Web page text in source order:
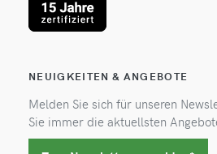
NEUIGKEITEN & ANGEBOTE
Melden Sie sich für unseren
Sie immer die aktuellsten